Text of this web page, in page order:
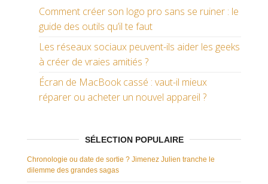
Comment créer son logo pro sans se ruiner : le
guide des outils qu’il te faut
Les réseaux sociaux peuvent-ils aider les geeks
à créer de vraies amitiés ?
Écran de MacBook cassé : vaut-il mieux
réparer ou acheter un nouvel appareil ?
SÉLECTION POPULAIRE
Chronologie ou date de sortie ? Jimenez Julien tranche le
dilemme des grandes sagas